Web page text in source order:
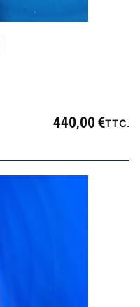
440,00 €TTC.